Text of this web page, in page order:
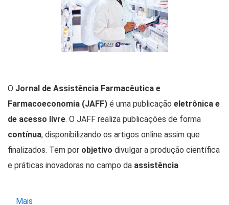
O Jornal de Assistência Farmacêutica e
Farmacoeconomia (JAFF) é uma publicação eletrônica e
de acesso livre. O JAFF realiza publicações de forma
contínua, disponibilizando os artigos online assim que
finalizados. Tem por objetivo divulgar a produção científica
e práticas inovadoras no campo da assistência
da Farmacoeconomia
Mais